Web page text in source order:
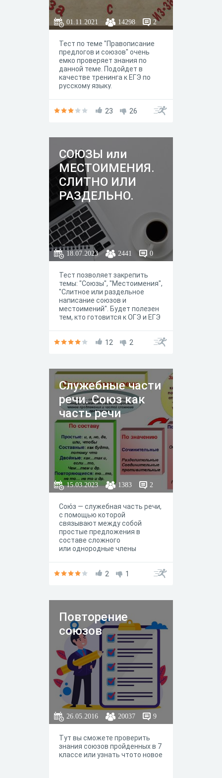
01.11.2021 14298 2
Тест по теме "Правописание
предлогов и союзов" очень
емко проверяет знания по
данной теме. Подойдет в
качестве тренинга к ЕГЭ по
русскому языку.
23 26
СОЮЗЫ или
МЕСТОИМЕНИЯ.
СЛИТНО ИЛИ
РАЗДЕЛЬНО.
18.07.2023 2441 0
Тест позволяет закрепить
темы: "Союзы", "Местоимения",
"Слитное или раздельное
написание союзов и
местоимений". Будет полезен
тем, кто готовится к ОГЭ и ЕГЭ
12 2
Служебные части
речи. Союз как
часть речи
15.03.2023 1383 2
Сою́з — служебная часть речи,
с помощью которой
связывают между собой
простые предложения в
составе сложного
или однородные члены
членом предложения.
синтаксическими единицами.
2 1
Повторение
союзов
26.05.2016 20037 9
Тут вы сможете проверить
знания союзов пройденных в 7
классе или узнать чтото новое